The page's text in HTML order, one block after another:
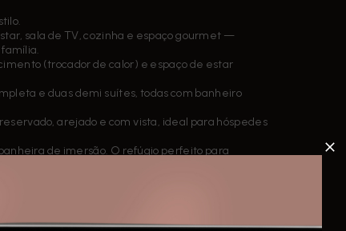
sala de TV, cozinha e espaço gourmet —
(trocador de calor) e espaço de estar
e duas demi suítes, todas com banheiro
arejado e com vista, ideal para hóspedes
de imersão. O refúgio perfeito para